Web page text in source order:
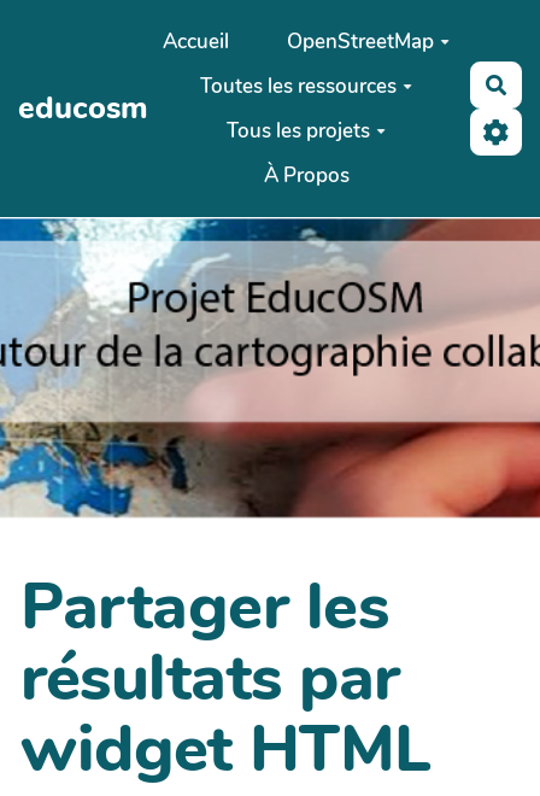
Aller au contenu principal
educosm
Accueil
OpenStreetMap
Toutes les ressources
Tous les projets
À Propos
Partager les
résultats par
widget HTML